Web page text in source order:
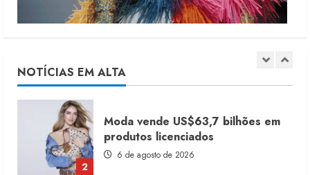
NOTÍCIAS EM ALTA
2
6 de agosto de 2026
3
Renata Caixeta assume Movimento
Sou de Algodão
5 de agosto de 2026